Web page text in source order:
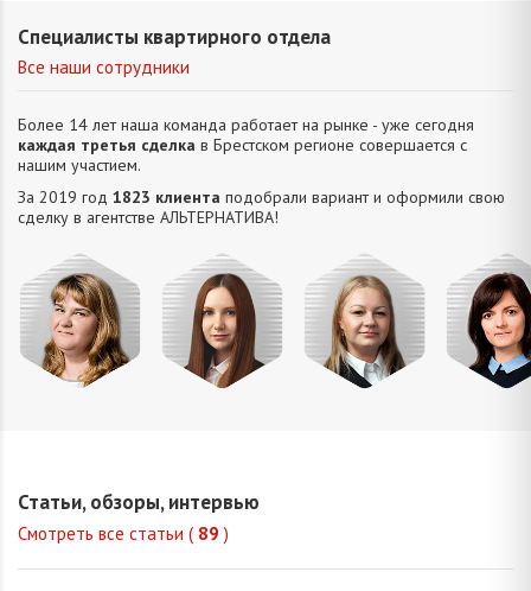
Специалисты квартирного отдела
Все наши сотрудники
Более 14 лет наша команда работает на рынке - уже сегодня
каждая третья сделка в Брестском регионе совершается с
нашим участием.
За 2019 год 1823 клиента подобрали вариант и оформили свою
сделку в агентстве АЛЬТЕРНАТИВA!
Статьи, обзоры, интервью
Смотреть все статьи ( 89 )